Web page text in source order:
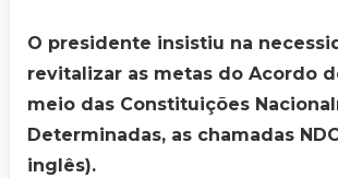
O presidente insistiu na
revitalizar as metas do Acordo
meio das Constituições
Determinadas, as chamadas
inglês).